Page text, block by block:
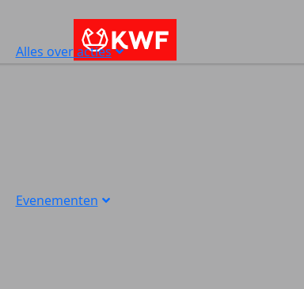
Alles over acties
Evenementen